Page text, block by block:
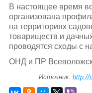
В настоящее время
организована
на территориях
товариществ и
проводятся сходы с
ОНД и ПР
Источник:http://